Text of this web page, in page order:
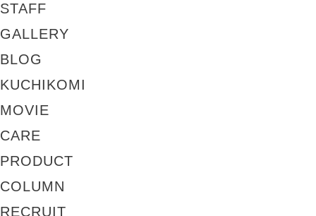
STAFF
GALLERY
BLOG
KUCHIKOMI
MOVIE
CARE
PRODUCT
COLUMN
RECRUIT